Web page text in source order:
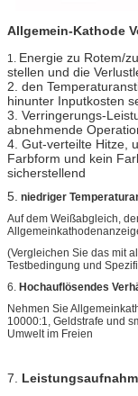
Allgemein-Kathode
1. Energie zu Rotem/
stellen und die
2. den
hinunter Inputkosten
3. Verringerungs-
abnehmende
4. Gut-verteilte Hitze,
Farbform und kein
sicherstellend
5. niedriger
Auf dem Weißabgleich,
(Vergleichen Sie das mit
Testbedingung und
6. Hochauflösendes
Nehmen Sie
10000:1, Geldstrafe und
Umwelt im Freien
7.